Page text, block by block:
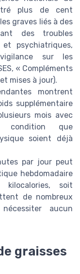
plus de cent
graves liés à des
des troubles
et psychiatriques,
sur les
« Compléments
mises à jour).
montrent
supplémentaire
mois avec
condition que
soient déjà
par jour peut
hebdomadaire
soit
de nombreux
aucun
graisses